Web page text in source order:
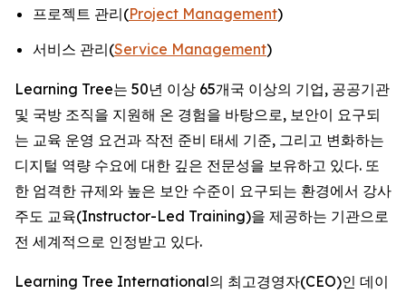
프로젝트 관리(Project Management)
서비스 관리(Service Management)
Learning Tree는 50년 이상 65개국 이상의 기업, 공공기관
및 국방 조직을 지원해 온 경험을 바탕으로, 보안이 요구되
는 교육 운영 요건과 작전 준비 태세 기준, 그리고 변화하는
디지털 역량 수요에 대한 깊은 전문성을 보유하고 있다. 또
한 엄격한 규제와 높은 보안 수준이 요구되는 환경에서 강사
주도 교육(Instructor-Led Training)을 제공하는 기관으로
전 세계적으로 인정받고 있다.
Learning Tree International의 최고경영자(CEO)인 데이